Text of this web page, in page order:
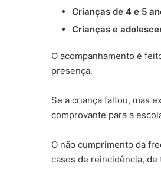
Crianças de 4 e 5
Crianças e
O acompanhamento é
presença.
Se a criança faltou, mas
comprovante para a
O não cumprimento da
casos de reincidência, de